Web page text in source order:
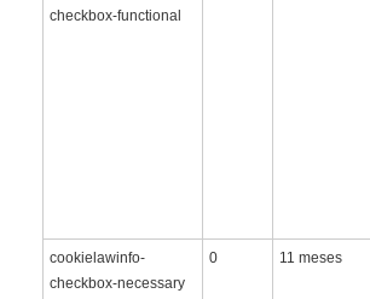
checkbox-functional
cookielawinfo-
checkbox-necessary
0 11 meses